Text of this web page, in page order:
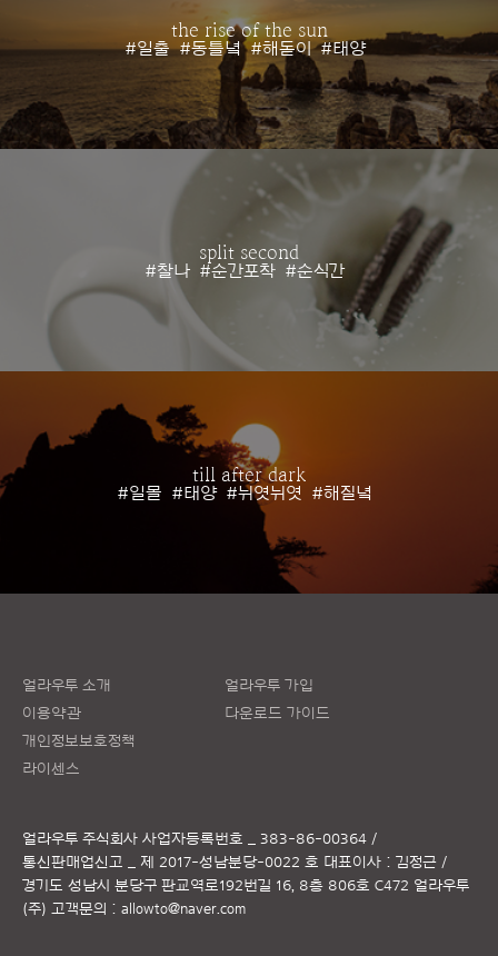
the rise of the sun
#일출 #동틀녘 #해돋이 #태양
split second
#찰나 #순간포착 #순식간
till after dark
#일몰 #태양 #뉘엿뉘엿 #해질녘
얼라우투 소개
이용약관
개인정보보호정책
라이센스
얼라우투 가입
다운로드 가이드
얼라우투 주식회사 사업자등록번호 _ 383-86-00364 /
통신판매업신고 _ 제 2017-성남분당-0022 호 대표이사 : 김정근 /
경기도 성남시 분당구 판교역로192번길 16, 8층 806호 C472 얼라우투
(주) 고객문의 : allowto@naver.com